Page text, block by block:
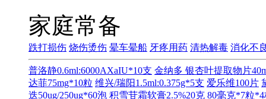
家庭常备
跌打损伤 烧伤烫伤 晕车晕船 牙疼用药 清热解毒 消化不
普洛静0.6ml:6000AXaIU*10支 金纳多 银杏叶提取物片
达菲75mg*10粒 维兴/瑞阳1.5ml:0.375g*5支 爱乐维100片
迭50ug/250ug*60泡 积雪苷霜软膏2.5%20克 80毫克*7粒*4